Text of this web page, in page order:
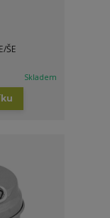
ŠE
Skladem